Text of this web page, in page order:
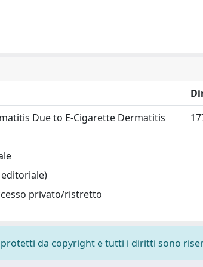
Due to E-Cigarette Dermatitis
privato/ristretto
protetti da copyright e tutti i diritti sono